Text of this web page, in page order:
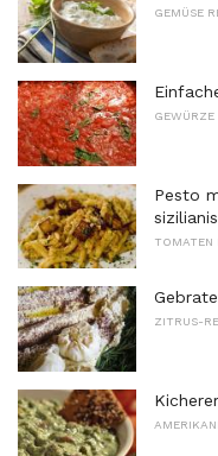
GEMÜSE
GEWÜRZE
Pesto
TOMATEN
ZITRUS-